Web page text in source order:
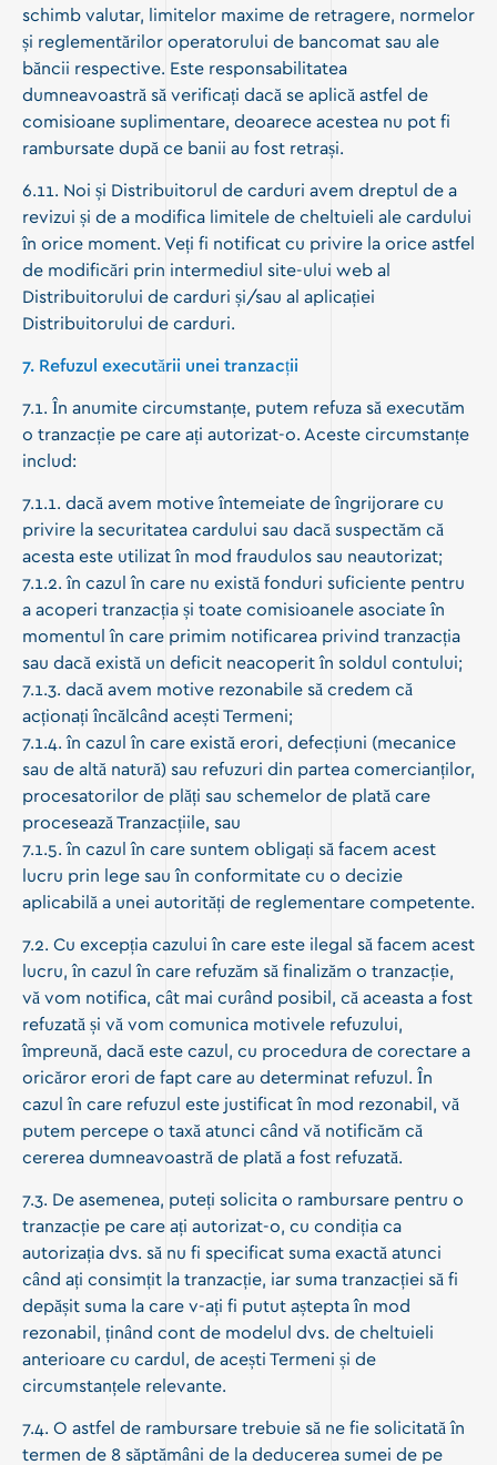
schimb valutar, limitelor maxime de retragere, normelor
și reglementărilor operatorului de bancomat sau ale
băncii respective. Este responsabilitatea
dumneavoastră să verificați dacă se aplică astfel de
comisioane suplimentare, deoarece acestea nu pot fi
rambursate după ce banii au fost retrași.
6.11. Noi și Distribuitorul de carduri avem dreptul de a
revizui și de a modifica limitele de cheltuieli ale cardului
în orice moment. Veți fi notificat cu privire la orice astfel
de modificări prin intermediul site-ului web al
Distribuitorului de carduri și/sau al aplicației
Distribuitorului de carduri.
7. Refuzul executării unei tranzacții
7.1. În anumite circumstanțe, putem refuza să executăm
o tranzacție pe care ați autorizat-o. Aceste circumstanțe
includ:
7.1.1. dacă avem motive întemeiate de îngrijorare cu
privire la securitatea cardului sau dacă suspectăm că
acesta este utilizat în mod fraudulos sau neautorizat;
7.1.2. în cazul în care nu există fonduri suficiente pentru
a acoperi tranzacția și toate comisioanele asociate în
momentul în care primim notificarea privind tranzacția
sau dacă există un deficit neacoperit în soldul contului;
7.1.3. dacă avem motive rezonabile să credem că
acționați încălcând acești Termeni;
7.1.4. în cazul în care există erori, defecțiuni (mecanice
sau de altă natură) sau refuzuri din partea comercianților,
procesatorilor de plăți sau schemelor de plată care
procesează Tranzacțiile, sau
7.1.5. în cazul în care suntem obligați să facem acest
lucru prin lege sau în conformitate cu o decizie
aplicabilă a unei autorități de reglementare competente.
7.2. Cu excepția cazului în care este ilegal să facem acest
lucru, în cazul în care refuzăm să finalizăm o tranzacție,
vă vom notifica, cât mai curând posibil, că aceasta a fost
refuzată și vă vom comunica motivele refuzului,
împreună, dacă este cazul, cu procedura de corectare a
oricăror erori de fapt care au determinat refuzul. În
cazul în care refuzul este justificat în mod rezonabil, vă
putem percepe o taxă atunci când vă notificăm că
cererea dumneavoastră de plată a fost refuzată.
7.3. De asemenea, puteți solicita o rambursare pentru o
tranzacție pe care ați autorizat-o, cu condiția ca
autorizația dvs. să nu fi specificat suma exactă atunci
când ați consimțit la tranzacție, iar suma tranzacției să fi
depășit suma la care v-ați fi putut aștepta în mod
rezonabil, ținând cont de modelul dvs. de cheltuieli
anterioare cu cardul, de acești Termeni și de
circumstanțele relevante.
7.4. O astfel de rambursare trebuie să ne fie solicitată în
termen de 8 săptămâni de la deducerea sumei de pe